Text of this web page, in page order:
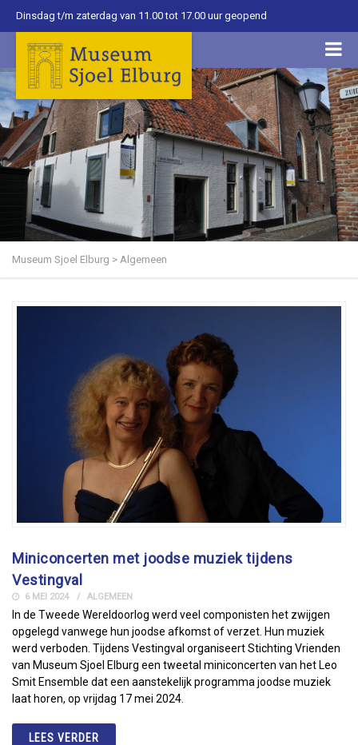
Dinsdag t/m zaterdag van 11.00 tot 17.00 uur geopend
Museum Sjoel Elburg > Algemeen
Miniconcerten met joodse muziek tijdens
Vestingval
6 MEI 2024 ALGEMEEN
In de Tweede Wereldoorlog werd veel componisten het zwijgen
opgelegd vanwege hun joodse afkomst of verzet. Hun muziek
werd verboden. Tijdens Vestingval organiseert Stichting Vrienden
van Museum Sjoel Elburg een tweetal miniconcerten van het Leo
Smit Ensemble dat een aanstekelijk programma joodse muziek
laat horen, op vrijdag 17 mei 2024.
LEES VERDER